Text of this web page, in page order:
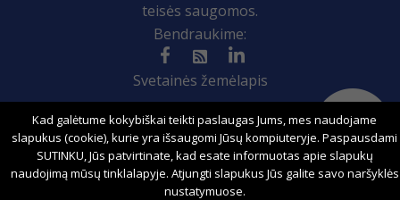
teisės saugomos.
Bendraukime:
Svetainės žemėlapis
Sprendimas:
Kad galėtume kokybiškai teikti paslaugas Jums, mes naudojame
slapukus (cookie), kurie yra išsaugomi Jūsų kompiuteryje. Paspausdami
SUTINKU, Jūs patvirtinate, kad esate informuotas apie slapukų
naudojimą mūsų tinklalapyje. Atjungti slapukus Jūs galite savo naršyklės
nustatymuose.